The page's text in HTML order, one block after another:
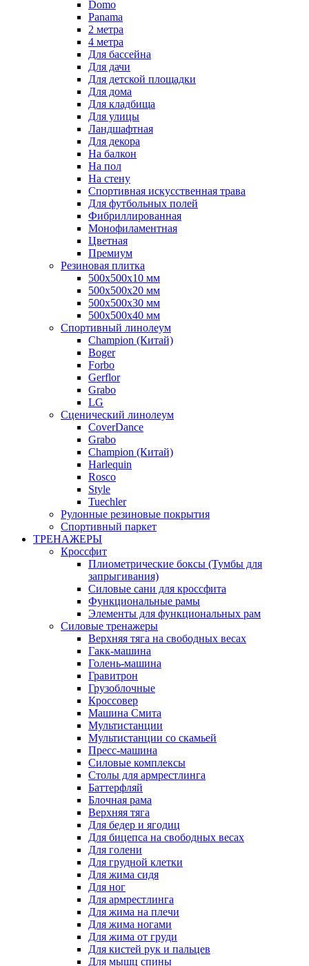
Domo
Panama
2 метра
4 метра
Для бассейна
Для дачи
Для детской площадки
Для дома
Для кладбища
Для улицы
Ландшафтная
Для декора
На балкон
На пол
На стену
Спортивная искусственная трава
Для футбольных полей
Фибриллированная
Монофиламентная
Цветная
Премиум
Резиновая плитка
500х500х10 мм
500х500х20 мм
500х500х30 мм
500х500х40 мм
Спортивный линолеум
Champion (Китай)
Boger
Forbo
Gerflor
Grabo
LG
Сценический линолеум
CoverDance
Grabo
Champion (Китай)
Harlequin
Rosco
Style
Tuechler
Рулонные резиновые покрытия
Спортивный паркет
ТРЕНАЖЕРЫ
Кроссфит
Плиометрические боксы (Тумбы для
запрыгивания)
Силовые сани для кроссфита
Функциональные рамы
Элементы для функциональных рам
Силовые тренажеры
Верхняя тяга на свободных весах
Гакк-машина
Голень-машина
Гравитрон
Грузоблочные
Кроссовер
Машина Смита
Мультистанции
Мультистанции со скамьей
Пресс-машина
Силовые комплексы
Столы для армрестлинга
Баттерфляй
Блочная рама
Верхняя тяга
Для бедер и ягодиц
Для бицепса на свободных весах
Для голени
Для грудной клетки
Для жима сидя
Для ног
Для армрестлинга
Для жима на плечи
Для жима ногами
Для жима от груди
Для кистей рук и пальцев
Для мышц спины